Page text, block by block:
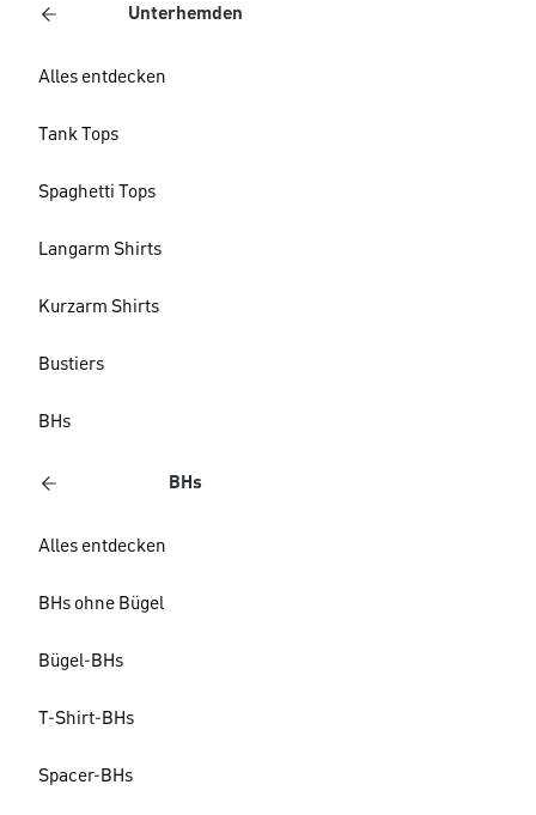
Unterhemden
Alles entdecken
Tank Tops
Spaghetti Tops
Langarm Shirts
Kurzarm Shirts
Bustiers
BHs
BHs
Alles entdecken
BHs ohne Bügel
Bügel-BHs
T-Shirt-BHs
Spacer-BHs